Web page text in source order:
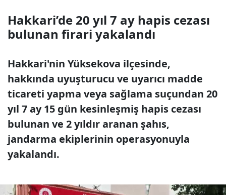
Hakkari’de 20 yıl 7 ay hapis cezası
bulunan firari yakalandı
Hakkari'nin Yüksekova ilçesinde,
hakkında uyuşturucu ve uyarıcı madde
ticareti yapma veya sağlama suçundan 20
yıl 7 ay 15 gün kesinleşmiş hapis cezası
bulunan ve 2 yıldır aranan şahıs,
jandarma ekiplerinin operasyonuyla
yakalandı.